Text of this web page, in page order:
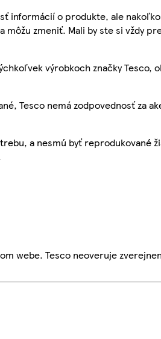
informácií o produkte, ale
môžu zmeniť. Mali by ste si vždy
výrobkoch značky Tesco,
Tesco nemá zodpovednosť za
a nesmú byť reprodukované
webe. Tesco neoveruje